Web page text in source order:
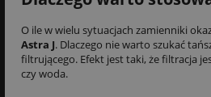
O ile w wielu sytuacjach zamienniki
Astra J. Dlaczego nie warto szukać
filtrującego. Efekt jest taki, że filtracja
czy woda.